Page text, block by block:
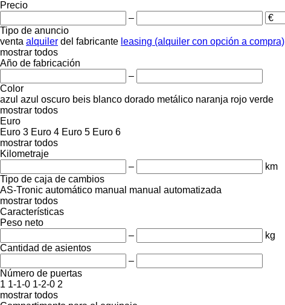
Precio
–
Tipo de anuncio
venta alquiler del fabricante leasing (alquiler con opción a compra)
mostrar todos
Año de fabricación
–
Color
azul azul oscuro beis blanco dorado metálico naranja rojo verde
mostrar todos
Euro
Euro 3 Euro 4 Euro 5 Euro 6
mostrar todos
Kilometraje
–
km
Tipo de caja de cambios
AS-Tronic automático manual manual automatizada
mostrar todos
Características
Peso neto
–
kg
Cantidad de asientos
–
Número de puertas
1 1-1-0 1-2-0 2
mostrar todos